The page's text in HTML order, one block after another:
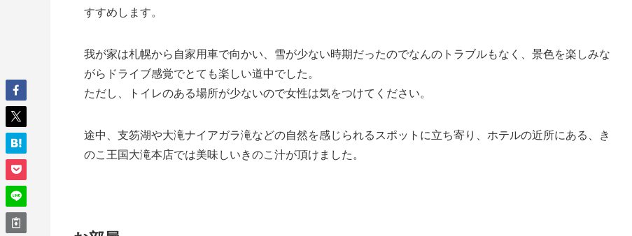
すすめします。
我が家は札幌から自家用車で向かい、雪が少ない時期だったのでなんのトラブルもなく、景色を楽しみな
がらドライブ感覚でとても楽しい道中でした。
ただし、トイレのある場所が少ないので女性は気をつけてください。
途中、支笏湖や大滝ナイアガラ滝などの自然を感じられるスポットに立ち寄り、ホテルの近所にある、き
のこ王国大滝本店では美味しいきのこ汁が頂けました。